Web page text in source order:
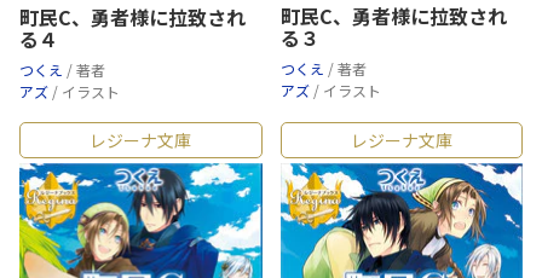
町民C、勇者様に拉致され
る４
つくえ / 著者
アズ / イラスト
町民C、勇者様に拉致され
る３
つくえ / 著者
アズ / イラスト
レジーナ文庫 レジーナ文庫